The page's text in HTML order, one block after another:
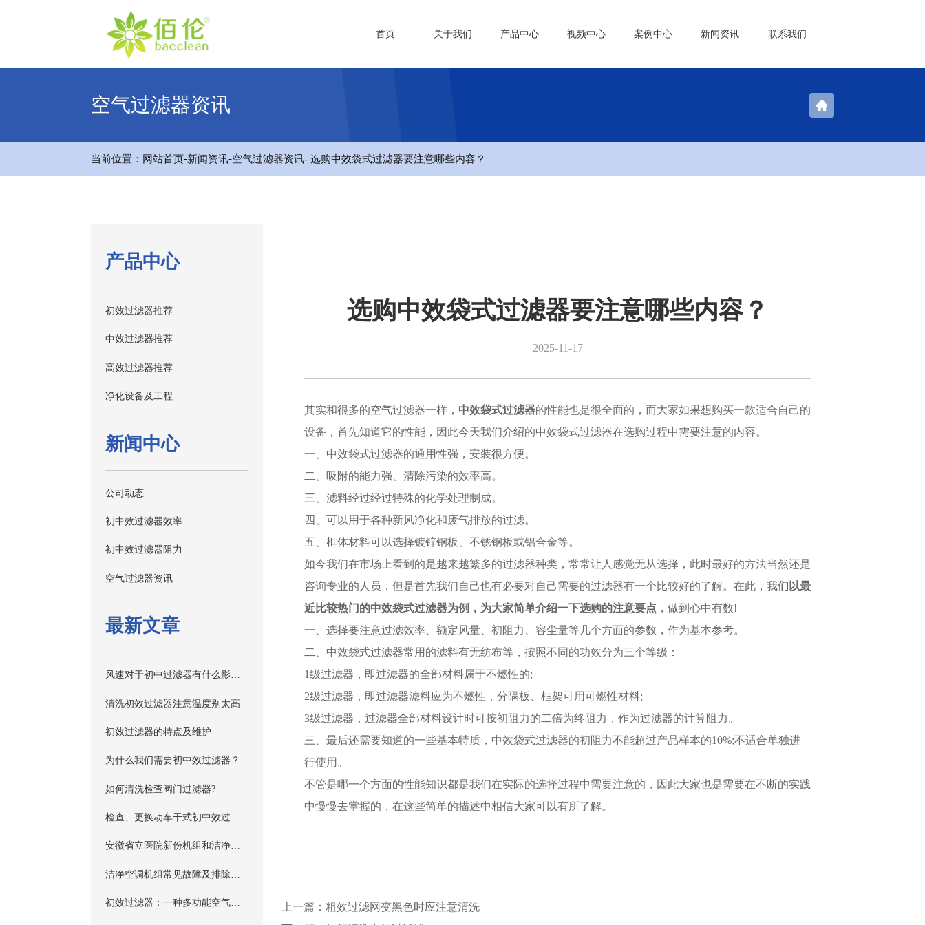
首页 关于我们 产品中心 视频中心 案例中心 新闻资讯 联系我们
空气过滤器资讯
当前位置： 网站首页-新闻资讯-空气过滤器资讯- 选购中效袋式过滤器要注意哪些内容？
产品中心
初效过滤器推荐
中效过滤器推荐
高效过滤器推荐
净化设备及工程
新闻中心
公司动态
初中效过滤器效率
初中效过滤器阻力
空气过滤器资讯
最新文章
风速对于初中过滤器有什么影响？
清洗初效过滤器注意温度别太高
初效过滤器的特点及维护
为什么我们需要初中效过滤器？
如何清洗检查阀门过滤器?
安徽省立医院新份机组和洁净机组空调初效过滤器项目 商务谈判采购公告
初效过滤器：一种多功能空气净化桌
选购中效袋式过滤器要注意哪些内容？
2025-11-17
其实和很多的空气过滤器一样， 中效袋式过滤器的性能也是很全面的，而大家如果想购买一款适合自己的
设备，首先知道它的性能，因此今天我们介绍的中效袋式过滤器在选购过程中需要注意的内容。
一、中效袋式过滤器的通用性强，安装很方便。
二、吸附的能力强、清除污染的效率高。
三、滤料经过经过特殊的化学处理制成。
四、可以用于各种新风净化和废气排放的过滤。
五、框体材料可以选择镀锌钢板、不锈钢板或铝合金等。
如今我们在市场上看到的是越来越繁多的过滤器种类，常常让人感觉无从选择，此时最好的方法当然还是
咨询专业的人员，但是首先我们自己也有必要对自己需要的过滤器有一个比较好的了解。在此，我们以最
近比较热门的中效袋式过滤器为例，为大家简单介绍一下选购的注意要点 ，做到心中有数!
一、选择要注意过滤效率、额定风量、初阻力、容尘量等几个方面的参数，作为基本参考。
二、中效袋式过滤器常用的滤料有无纺布等，按照不同的功效分为三个等级：
1级过滤器，即过滤器的全部材料属于不燃性的;
2级过滤器，即过滤器滤料应为不燃性，分隔板、框架可用可燃性材料;
3级过滤器，过滤器全部材料设计时可按初阻力的二倍为终阻力，作为过滤器的计算阻力。
三、最后还需要知道的一些基本特质，中效袋式过滤器的初阻力不能超过产品样本的10%;不适合单独进
行使用。
不管是哪一个方面的性能知识都是我们在实际的选择过程中需要注意的，因此大家也是需要在不断的实践
中慢慢去掌握的，在这些简单的描述中相信大家可以有所了解。
上一篇：粗效过滤网变黑色时应注意清洗